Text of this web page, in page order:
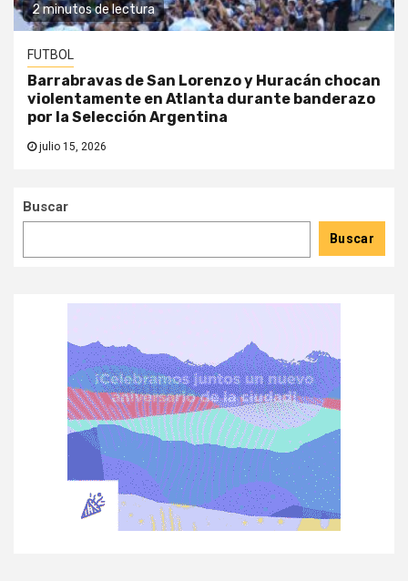
2 minutos de lectura
FUTBOL
Barrabravas de San Lorenzo y Huracán chocan
violentamente en Atlanta durante banderazo
por la Selección Argentina
julio 15, 2026
Buscar
Buscar